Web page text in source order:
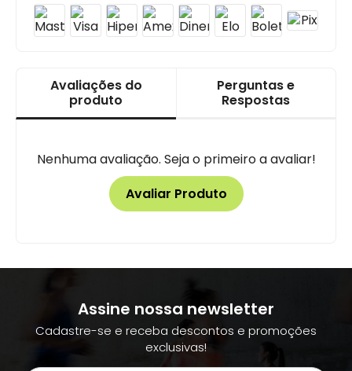
Avaliações do
produto
Perguntas e
Respostas
Nenhuma avaliação. Seja o primeiro a avaliar!
Avaliar Produto
Assine nossa newsletter
Cadastre-se e receba descontos e promoções
exclusivas!